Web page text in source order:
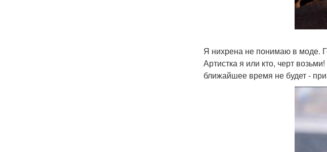
Я нихрена не понимаю в моде.
Артистка я или кто, черт
ближайшее время не будет -